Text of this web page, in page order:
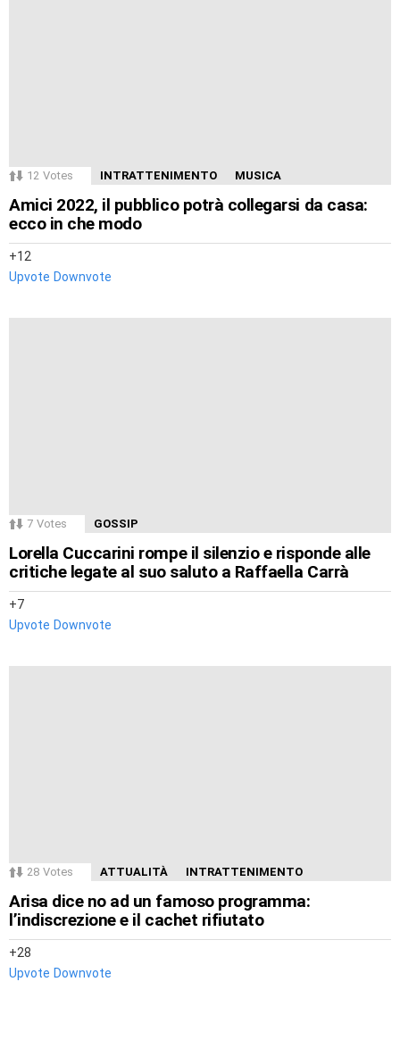
12 Votes INTRATTENIMENTO MUSICA
Amici 2022, il pubblico potrà collegarsi da casa:
ecco in che modo
12
Upvote Downvote
7 Votes GOSSIP
Lorella Cuccarini rompe il silenzio e risponde alle
critiche legate al suo saluto a Raffaella Carrà
7
Upvote Downvote
28 Votes ATTUALITÀ INTRATTENIMENTO
Arisa dice no ad un famoso programma:
l’indiscrezione e il cachet rifiutato
28
Upvote Downvote